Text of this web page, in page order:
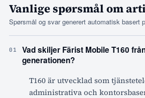
Vanlige spørsmål om
Spørsmål og svar generert automatisk basert
01
Vad skiljer Färist Mobile T160
generationen?
T160 är utvecklad som
administrativa och